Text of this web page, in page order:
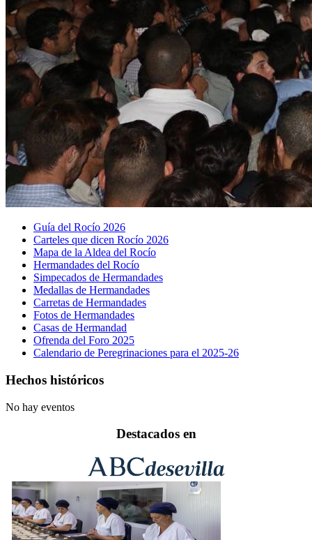
Guía del Rocío 2026
Carteles que dicen Rocío 2026
Mapa de la Aldea del Rocío
Hermandades del Rocío
Simpecados de Hermandades
Medallas de Hermandades
Carretas de Hermandades
Fotos de Hermandades
Casas de Hermandad
Ofrenda del Foro 2025
Calendario de Peregrinaciones para el 2025-26
Hechos históricos
No hay eventos
Destacados en